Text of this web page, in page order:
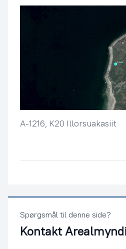
A-1216, K20 Illorsuakasiit
Spørgsmål til denne side?
Kontakt